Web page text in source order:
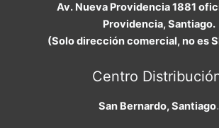
Av. Nueva Providencia 1881
Providencia, Santiago.
(Solo dirección comercial, no es
Centro
San Bernardo, Santiago.